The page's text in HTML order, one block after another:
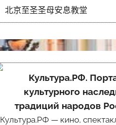
北京至圣圣母安息教堂
Культура.РФ.
культурного
традиций народов
Культура.РФ — кино,